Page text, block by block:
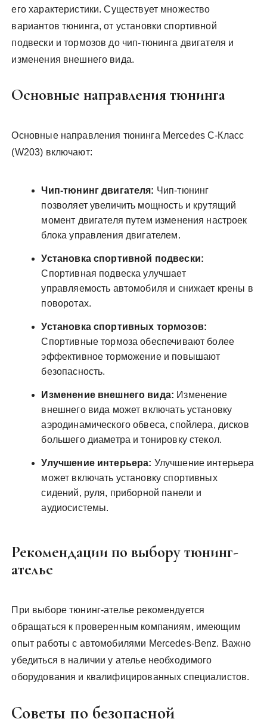
его характеристики. Существует множество
вариантов тюнинга, от установки спортивной
подвески и тормозов до чип-тюнинга двигателя и
изменения внешнего вида.
Основные направления тюнинга
Основные направления тюнинга Mercedes C-Класс
(W203) включают:
Чип-тюнинг двигателя: Чип-тюнинг
позволяет увеличить мощность и крутящий
момент двигателя путем изменения настроек
блока управления двигателем.
Установка спортивной подвески:
Спортивная подвеска улучшает
управляемость автомобиля и снижает крены в
поворотах.
Установка спортивных тормозов:
Спортивные тормоза обеспечивают более
эффективное торможение и повышают
безопасность.
Изменение внешнего вида: Изменение
внешнего вида может включать установку
аэродинамического обвеса, спойлера, дисков
большего диаметра и тонировку стекол.
Улучшение интерьера: Улучшение интерьера
может включать установку спортивных
сидений, руля, приборной панели и
аудиосистемы.
Рекомендации по выбору тюнинг-
ателье
При выборе тюнинг-ателье рекомендуется
обращаться к проверенным компаниям, имеющим
опыт работы с автомобилями Mercedes-Benz. Важно
убедиться в наличии у ателье необходимого
оборудования и квалифицированных специалистов.
Советы по безопасной